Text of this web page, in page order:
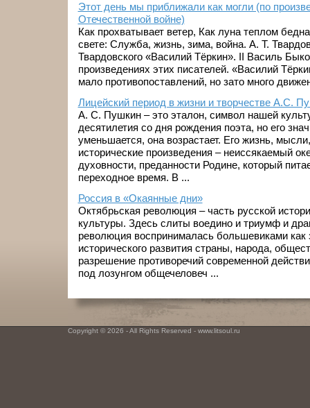
Этот день мы приближали как могли (по
Отечественной войне)
Как прохватывает ветер, Как луна теплом
свете: Служба, жизнь, зима, война. А. Т.
Твардовского «Василий Тёркин». II Василь
произведениях этих писателей. «Василий
мало противопоставлений, но зато много
Лицейский период в жизни и творчестве А.С.
А. С. Пушкин – это эталон, символ нашей
десятилетия со дня рождения поэта, но его
уменьшается, она возрастает. Его жизнь,
исторические произведения – неиссякаемый
духовности, преданности Родине, который
переходное время. В ...
Россия в «Окаянные дни»
Октябрьская революция – часть русской
культуры. Здесь слиты воедино и триумф и
революция воспринималась большевиками как
исторического развития страны, народа,
разрешение противоречий современной
под лозунгом общечеловеч ...
Copyright © 2026 - All Rights Reserved - www.litsoul.ru